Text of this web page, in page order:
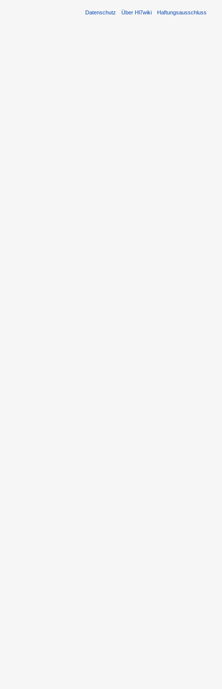
Datenschutz Über Hl7wiki Haftungsausschluss